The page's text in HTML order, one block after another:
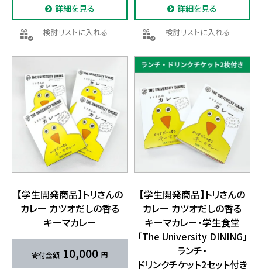
詳細を見る
検討リストに入れる
詳細を見る
検討リストに入れる
【学生開発商品】​トリさんの​
カレー カツオだしの​香る​
キーマカレー
10,000
【学生開発商品】​トリさんの​
カレー カツオだしの​香る​
キーマカレー・学生食堂​
「The University DINING」
ランチ・
ドリンクチケット2セット付き